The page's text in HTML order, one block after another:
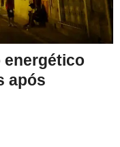
energético
após